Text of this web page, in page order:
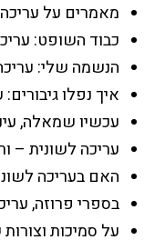
מאמרים על
כבוד השופט:
הנשמה שלי:
איך נפלו
עכשיו שמאלה,
עריכה לשונית –
האם בעריכה
בספרי פרוזה,
על סמיכות